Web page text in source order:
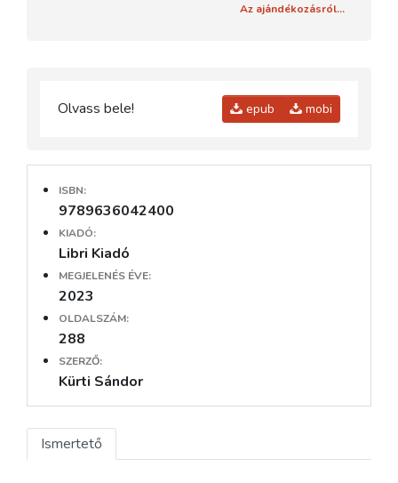
Az ajándékozásról...
Olvass bele! epub mobi
ISBN:
9789636042400
KIADÓ:
Libri Kiadó
MEGJELENÉS ÉVE:
2023
OLDALSZÁM:
288
SZERZŐ:
Kürti Sándor
Ismertető